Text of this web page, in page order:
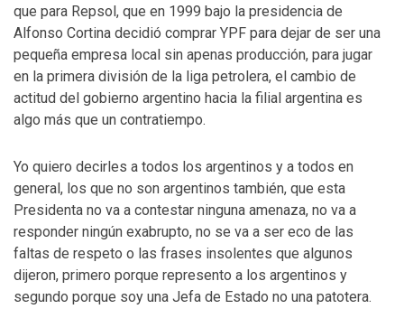
que para Repsol, que en 1999 bajo la presidencia de
Alfonso Cortina decidió comprar YPF para dejar de ser una
pequeña empresa local sin apenas producción, para jugar
en la primera división de la liga petrolera, el cambio de
actitud del gobierno argentino hacia la filial argentina es
algo más que un contratiempo.
Yo quiero decirles a todos los argentinos y a todos en
general, los que no son argentinos también, que esta
Presidenta no va a contestar ninguna amenaza, no va a
responder ningún exabrupto, no se va a ser eco de las
faltas de respeto o las frases insolentes que algunos
dijeron, primero porque represento a los argentinos y
segundo porque soy una Jefa de Estado no una patotera.